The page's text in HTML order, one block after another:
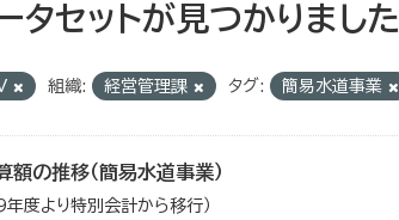
タセットが見つかりました
組織: 経営管理課 タグ: 簡易水道事業
の推移（簡易水道事業）
度より特別会計から移行）